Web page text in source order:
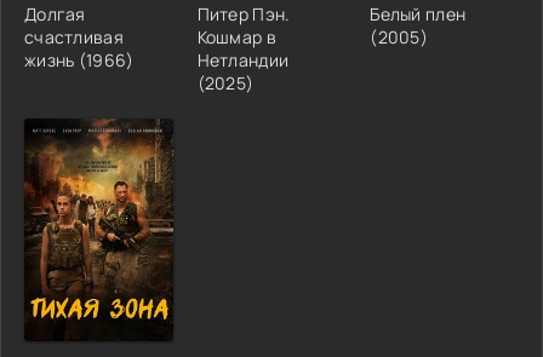
Долгая
счастливая
жизнь (1966)
Питер Пэн.
Кошмар в
Нетландии
(2025)
Белый плен
(2005)